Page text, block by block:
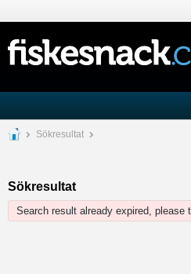
Sökresultat
Sökresultat
Search result already expired, please